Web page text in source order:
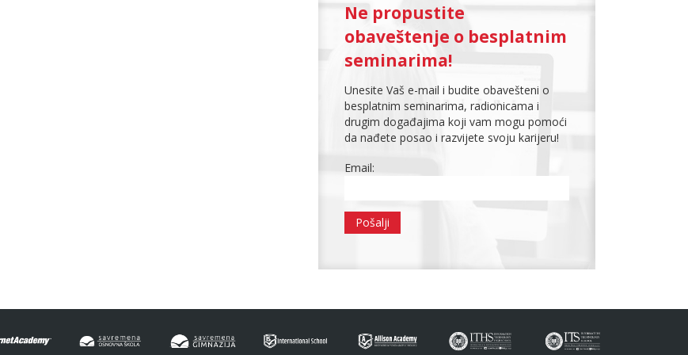
Ne propustite
obaveštenje o besplatnim
seminarima!
Unesite Vaš e-mail i budite obavešteni o
besplatnim seminarima, radionicama i
drugim događajima koji vam mogu pomoći
da nađete posao i razvijete svoju karijeru!
Email: